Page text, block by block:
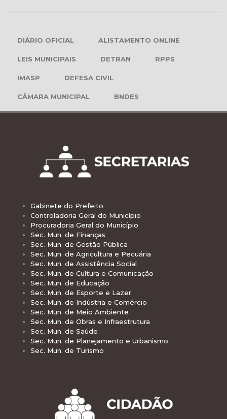
DIÁRIO OFICIAL ALISTAMENTO ONLINE
LEIS MUNICIPAIS DETRAN RPPS
IMASP DEFESA CIVIL
CÂMARA MUNICIPAL BNDES
Gabinete do Prefeito
Controladoria Geral do Município
Procuradoria Geral do Município
Sec. Mun. de Finanças
Sec. Mun. de Gestão Pública
Sec. Mun. de Agricultura e Pecuária
Sec. Mun. de Assistência Social
Sec. Mun. de Cultura e Comunicação
Sec. Mun. de Educação
Sec. Mun. de Esporte e Lazer
Sec. Mun. de Indústria e Comércio
Sec. Mun. de Meio Ambiente
Sec. Mun. de Obras e Infraestrutura
Sec. Mun. de Saúde
Sec. Mun. de Planejamento e Urbanismo
Sec. Mun. de Turismo